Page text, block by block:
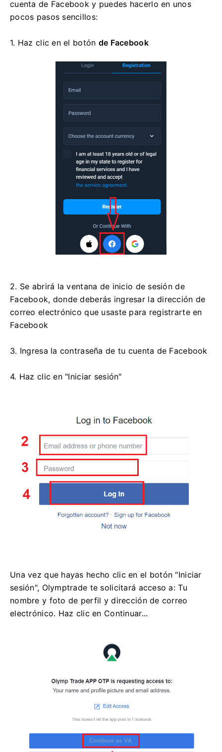
cuenta de Facebook y puedes hacerlo en unos
pocos pasos sencillos:
1. Haz clic enel botón de Facebook
2. Se abrirá la ventana de inicio de sesión de
Facebook, donde deberás ingresar la dirección de
correo electrónico que usaste para registrarte en
Facebook
3. Ingresa la contraseña de tu cuenta de Facebook
4. Haz clic en "Iniciar sesión"
Una vez que hayas hecho clic en el botón "Iniciar
sesión", Olymptrade te solicitará acceso a: Tu
nombre y foto de perfil y dirección de correo
electrónico. Haz clic en Continuar...